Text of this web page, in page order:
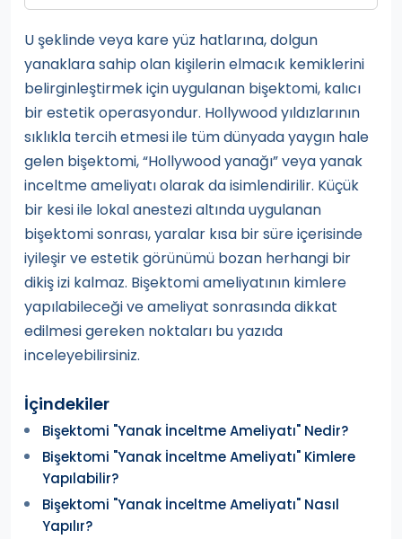
U şeklinde veya kare yüz hatlarına, dolgun
yanaklara sahip olan kişilerin elmacık kemiklerini
belirginleştirmek için uygulanan bişektomi, kalıcı
bir estetik operasyondur. Hollywood yıldızlarının
sıklıkla tercih etmesi ile tüm dünyada yaygın hale
gelen bişektomi, “Hollywood yanağı” veya yanak
inceltme ameliyatı olarak da isimlendirilir. Küçük
bir kesi ile lokal anestezi altında uygulanan
bişektomi sonrası, yaralar kısa bir süre içerisinde
iyileşir ve estetik görünümü bozan herhangi bir
dikiş izi kalmaz. Bişektomi ameliyatının kimlere
yapılabileceği ve ameliyat sonrasında dikkat
edilmesi gereken noktaları bu yazıda
inceleyebilirsiniz.
İçindekiler
Bişektomi "Yanak İnceltme Ameliyatı" Nedir?
Bişektomi "Yanak İnceltme Ameliyatı" Kimlere
Yapılabilir?
Bişektomi "Yanak İnceltme Ameliyatı" Nasıl
Yapılır?